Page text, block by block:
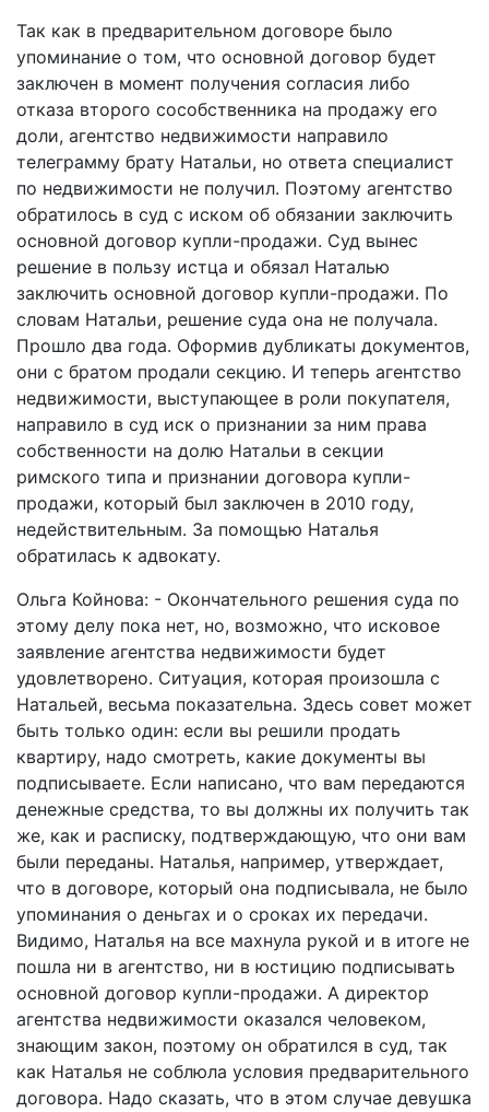
Так как в предварительном договоре было
упоминание о том, что основной договор будет
заключен в момент получения согласия либо
отказа второго сособственника на продажу его
доли, агентство недвижимости направило
телеграмму брату Натальи, но ответа специалист
по недвижимости не получил. Поэтому агентство
обратилось в суд с иском об обязании заключить
основной договор купли-продажи. Суд вынес
решение в пользу истца и обязал Наталью
заключить основной договор купли-продажи. По
словам Натальи, решение суда она не получала.
Прошло два года. Оформив дубликаты документов,
они с братом продали секцию. И теперь агентство
недвижимости, выступающее в роли покупателя,
направило в суд иск о признании за ним права
собственности на долю Натальи в секции
римского типа и признании договора купли-
продажи, который был заключен в 2010 году,
недействительным. За помощью Наталья
обратилась к адвокату.
Ольга Койнова: - Окончательного решения суда по
этому делу пока нет, но, возможно, что исковое
заявление агентства недвижимости будет
удовлетворено. Ситуация, которая произошла с
Натальей, весьма показательна. Здесь совет может
быть только один: если вы решили продать
квартиру, надо смотреть, какие документы вы
подписываете. Если написано, что вам передаются
денежные средства, то вы должны их получить так
же, как и расписку, подтверждающую, что они вам
были переданы. Наталья, например, утверждает,
что в договоре, который она подписывала, не было
упоминания о деньгах и о сроках их передачи.
Видимо, Наталья на все махнула рукой и в итоге не
пошла ни в агентство, ни в юстицию подписывать
основной договор купли-продажи. А директор
агентства недвижимости оказался человеком,
знающим закон, поэтому он обратился в суд, так
как Наталья не соблюла условия предварительного
договора. Надо сказать, что в этом случае девушка